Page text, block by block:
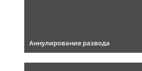
Аннулирование развода